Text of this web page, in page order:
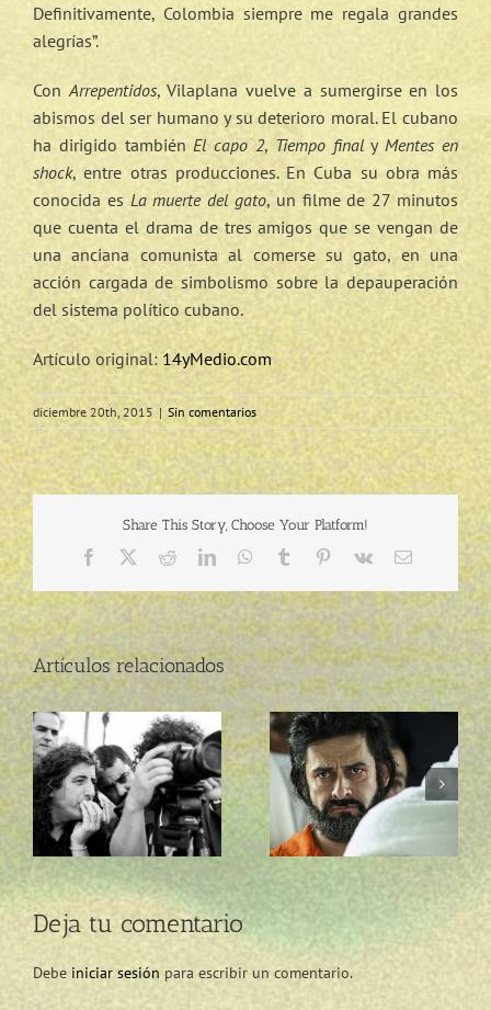
Definitivamente, Colombia siempre me regala grandes
alegrías”.
Con Arrepentidos, Vilaplana vuelve a sumergirse en los
abismos del ser humano y su deterioro moral. El cubano
ha dirigido también El capo 2, Tiempo finaly Mentes en
shock, entre otras producciones. En Cuba su obra más
conocida es La muerte del gato, un filme de 27 minutos
que cuenta el drama de tres amigos que se vengan de
una anciana comunista al comerse su gato, en una
acción cargada de simbolismo sobre la depauperación
del sistema político cubano.
Artículo original: 14yMedio.com
diciembre 20th, 2015 | Sin comentarios
Share This Story, Choose Your Platform!
Facebook
TwitterRedditLinkedInWhatsApp
Tumblr Pinterest
Vk
Correo
electrónico
Artículos relacionados
“LA CASA VACÍA” DE
LILO VILAPLANA
PARTICIPARÁ EN EL
FESTIVAL DE CANNES
FOX TELECOLOMBIA
GANA EMMY
INTERNACIONAL POR
‘ARREPENTIDOS’
Deja tu comentario
Debe iniciar sesión para escribir un comentario.